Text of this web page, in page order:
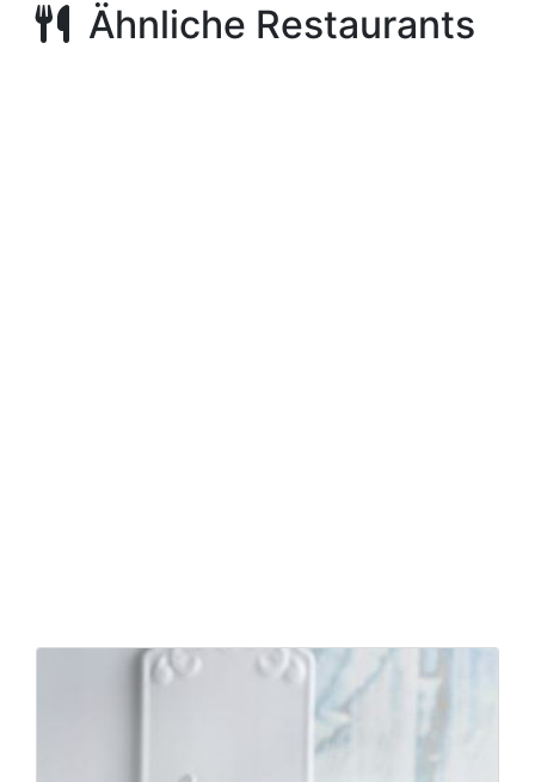
Ähnliche Restaurants